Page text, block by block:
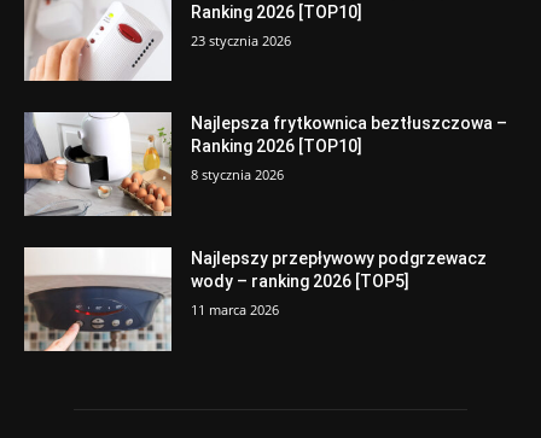
Ranking 2026 [TOP10]
23 stycznia 2026
Najlepsza frytkownica beztłuszczowa –
Ranking 2026 [TOP10]
8 stycznia 2026
Najlepszy przepływowy podgrzewacz
wody – ranking 2026 [TOP5]
11 marca 2026